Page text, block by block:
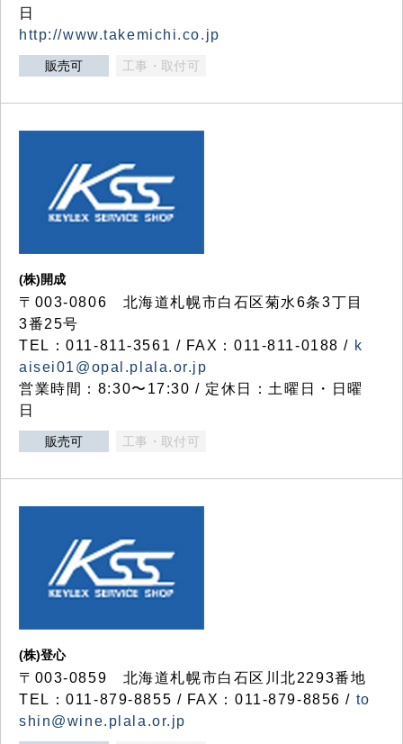
日
http://www.takemichi.co.jp
販売可 工事・取付可
(株)開成
〒003-0806 北海道札幌市白石区菊水6条3丁目
3番25号
TEL：011-811-3561 / FAX：011-811-0188 / k
aisei01@opal.plala.or.jp
営業時間：8:30〜17:30 / 定休日：土曜日・日曜
日
販売可 工事・取付可
(株)登心
〒003-0859 北海道札幌市白石区川北2293番地
TEL：011-879-8855 / FAX：011-879-8856 / to
shin@wine.plala.or.jp